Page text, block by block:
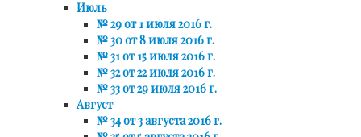
Июль
№ 29 от 1 июля 2016 г.
№ 30 от 8 июля 2016 г.
№ 31 от 15 июля 2016 г.
№ 32 от 22 июля 2016 г.
№ 33 от 29 июля 2016 г.
Август
№ 34 от 3 августа 2016 г.